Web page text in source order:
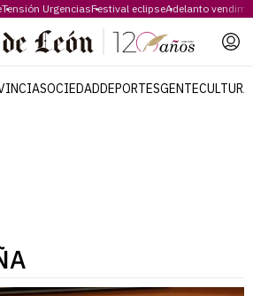
Tensión UrgenciasFestival eclipseAdelanto
SOCIEDADDEPORTESGENTECULTURA